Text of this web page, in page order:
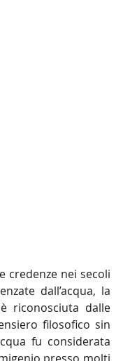
credenze nei secoli
dall’acqua, la
riconosciuta dalle
filosofico sin
fu considerata